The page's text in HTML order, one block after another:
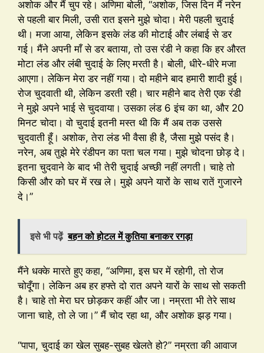
अशोक और मैं चुप रहे। अणिमा बोली, “अशोक, जिस दिन मैं नरेन
से पहली बार मिली, उसी रात इसने मुझे चोदा। मेरी पहली चुदाई
थी। मजा आया, लेकिन इसके लंड की मोटाई और लंबाई से डर
गई। मैंने अपनी माँ से डर बताया, तो उस रंडी ने कहा कि हर औरत
मोटा लंड और लंबी चुदाई के लिए मरती है। बोली, धीरे-धीरे मजा
आएगा। लेकिन मेरा डर नहीं गया। दो महीने बाद हमारी शादी हुई।
रोज चुदवाती थी, लेकिन डरती रही। चार महीने बाद तेरी एक रंडी
ने मुझे अपने भाई से चुदवाया। उसका लंड 6 इंच का था, और 20
मिनट चोदा। वो चुदाई इतनी मस्त थी कि मैं अब तक उससे
चुदवाती हूँ। अशोक, तेरा लंड भी वैसा ही है, जैसा मुझे पसंद है।
नरेन, अब तुझे मेरे रंडीपन का पता चल गया। मुझे चोदना छोड़ दे।
इतना चुदवाने के बाद भी तेरी चुदाई अच्छी नहीं लगती। चाहे तो
किसी और को घर में रख ले। मुझे अपने यारों के साथ रातें गुजारने
दे।”
इसे भी पढ़ें बहन को होटल में कुतिया बनाकर रगड़ा
मैंने धक्के मारते हुए कहा, “अणिमा, इस घर में रहोगी, तो रोज
चोदूँगा। लेकिन अब हर हफ्ते दो रात अपने यारों के साथ सो सकती
है। चाहे तो मेरा घर छोड़कर कहीं और जा। नम्रता भी तेरे साथ
जाना चाहे, तो ले जा।” मैं चोद रहा था, और अशोक झड़ गया।
“पापा, चुदाई का खेल सुबह-सुबह खेलते हो?” नम्रता की आवाज